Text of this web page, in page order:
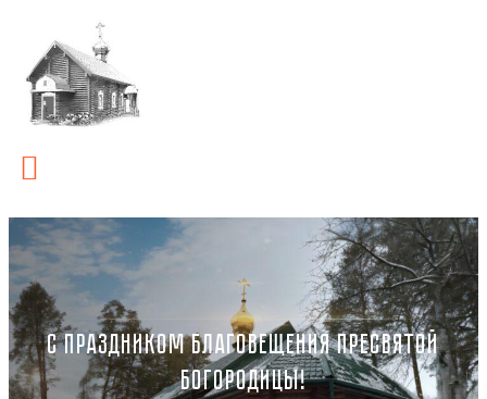
С ПРАЗДНИКОМ БЛАГОВЕЩЕНИЯ ПРЕСВЯТОЙ
БОГОРОДИЦЫ!